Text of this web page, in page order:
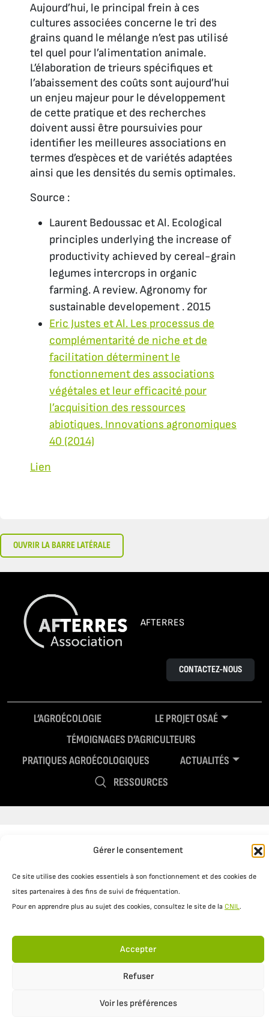
Gérer le consentement
Ce site utilise des cookies essentiels à son fonctionnement et des cookies de
sites partenaires à des fins de suivi de fréquentation.
Pour en apprendre plus au sujet des cookies, consultez le site de la CNIL.
Accepter
Refuser
Voir les préférences
Aujourd’hui, le principal frein à ces
cultures associées concerne le tri des
grains quand le mélange n’est pas utilisé
tel quel pour l’alimentation animale.
L’élaboration de trieurs spécifiques et
l’abaissement des coûts sont aujourd’hui
un enjeu majeur pour le développement
de cette pratique et des recherches
doivent aussi être poursuivies pour
identifier les meilleures associations en
termes d’espèces et de variétés adaptées
ainsi que les densités du semis optimales.
Source :
Laurent Bedoussac et Al. Ecological
principles underlying the increase of
productivity achieved by cereal-grain
legumes intercrops in organic
farming.A review. Agronomy for
sustainable developement . 2015
Eric Justes et Al. Les processus de
complémentarité de niche et de
facilitation déterminent le
fonctionnement des associations
végétales et leur efficacité pour
l’acquisition des ressources
abiotiques. Innovations agronomiques
40 (2014)
Lien
OUVRIR LA BARRE LATÉRALE
AFTERRES
CONTACTEZ-NOUS
L’AGROÉCOLOGIE
LE PROJET OSAÉ
TÉMOIGNAGES D’AGRICULTEURS
PRATIQUES AGROÉCOLOGIQUES
ACTUALITÉS
RESSOURCES
Mentions légales Politique de confidentialité